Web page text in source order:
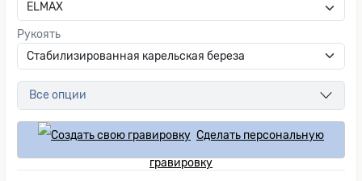
Рукоять
Все опции
Сделать персональную
гравировку